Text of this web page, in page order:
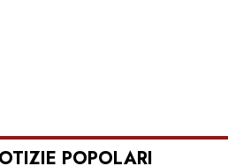
POPOLARI